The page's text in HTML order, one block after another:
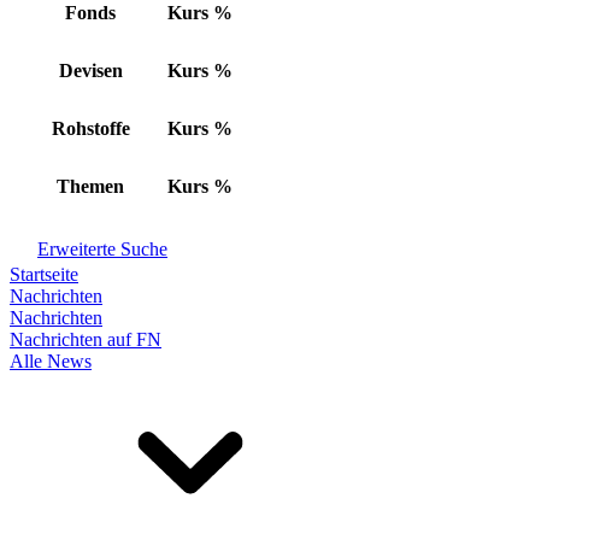
Fonds Kurs %
Devisen Kurs %
Rohstoffe Kurs %
Themen Kurs %
Erweiterte Suche
Startseite
Nachrichten
Nachrichten
Nachrichten auf FN
Alle News